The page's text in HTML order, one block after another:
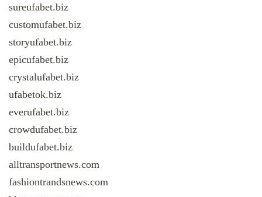
sureufabet.biz
customufabet.biz
storyufabet.biz
epicufabet.biz
crystalufabet.biz
ufabetok.biz
everufabet.biz
crowdufabet.biz
buildufabet.biz
alltransportnews.com
fashiontrandsnews.com